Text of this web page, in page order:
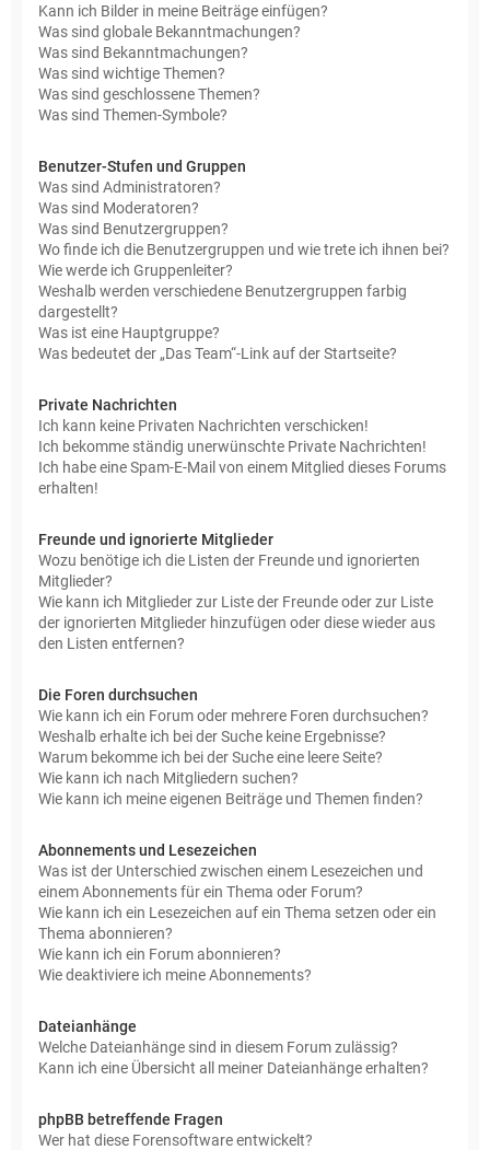
Kann ich Bilder in meine Beiträge einfügen?
Was sind globale Bekanntmachungen?
Was sind Bekanntmachungen?
Was sind wichtige Themen?
Was sind geschlossene Themen?
Was sind Themen-Symbole?
Benutzer-Stufen und Gruppen
Was sind Administratoren?
Was sind Moderatoren?
Was sind Benutzergruppen?
Wo finde ich die Benutzergruppen und wie trete ich ihnen bei?
Wie werde ich Gruppenleiter?
Weshalb werden verschiedene Benutzergruppen farbig
dargestellt?
Was ist eine Hauptgruppe?
Was bedeutet der „Das Team“-Link auf der Startseite?
Private Nachrichten
Ich kann keine Privaten Nachrichten verschicken!
Ich bekomme ständig unerwünschte Private Nachrichten!
Ich habe eine Spam-E-Mail von einem Mitglied dieses Forums
erhalten!
Freunde und ignorierte Mitglieder
Wozu benötige ich die Listen der Freunde und ignorierten
Mitglieder?
Wie kann ich Mitglieder zur Liste der Freunde oder zur Liste
der ignorierten Mitglieder hinzufügen oder diese wieder aus
den Listen entfernen?
Die Foren durchsuchen
Wie kann ich ein Forum oder mehrere Foren durchsuchen?
Weshalb erhalte ich bei der Suche keine Ergebnisse?
Warum bekomme ich bei der Suche eine leere Seite?
Wie kann ich nach Mitgliedern suchen?
Wie kann ich meine eigenen Beiträge und Themen finden?
Abonnements und Lesezeichen
Was ist der Unterschied zwischen einem Lesezeichen und
einem Abonnements für ein Thema oder Forum?
Wie kann ich ein Lesezeichen auf ein Thema setzen oder ein
Thema abonnieren?
Wie kann ich ein Forum abonnieren?
Wie deaktiviere ich meine Abonnements?
Dateianhänge
Welche Dateianhänge sind in diesem Forum zulässig?
Kann ich eine Übersicht all meiner Dateianhänge erhalten?
phpBB betreffende Fragen
Wer hat diese Forensoftware entwickelt?